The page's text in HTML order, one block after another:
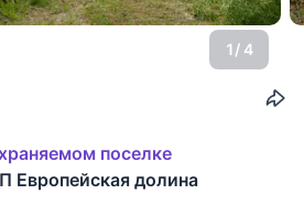
1/ 4
поселке
Европейская долина